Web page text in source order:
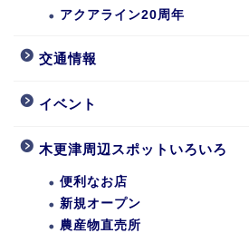
アクアライン20周年
交通情報
イベント
木更津周辺スポットいろいろ
便利なお店
新規オープン
農産物直売所